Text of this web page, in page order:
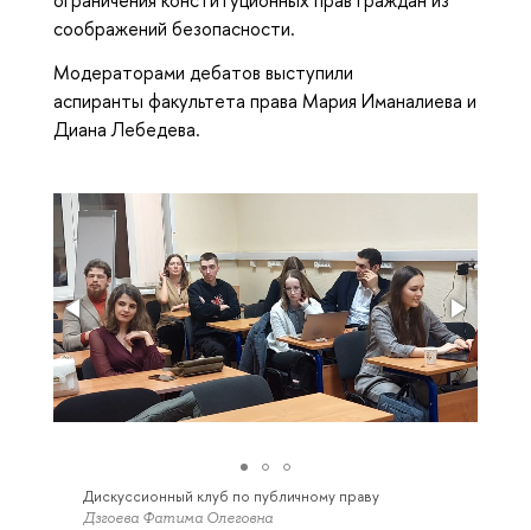
соображений безопасности.
Модераторами дебатов выступили
аспиранты факультета права Мария Иманалиева и
Диана Лебедева.
Дискуссионный клуб по публичному праву
Дзгоева Фатима Олеговна